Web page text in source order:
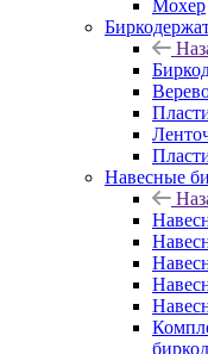
Мохер
Навесные